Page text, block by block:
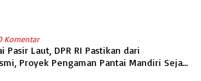
Komentar
Pasir Laut, DPR RI Pastikan dari
Proyek Pengaman Pantai Mandiri Sejati